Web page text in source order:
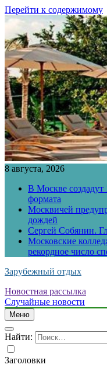
Перейти к содержимому
8 августа, 2026
В Москве
формата
Москвичей
дождей
Сергей Собянин.
Московские
рекордное число
Зарубежный отдых
Новостная рассылка
Случайные новости
Меню
Найти:
Заголовки